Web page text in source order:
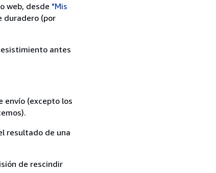
web, desde "Mis
duradero (por
antes
envío (excepto los
resultado de una
de rescindir